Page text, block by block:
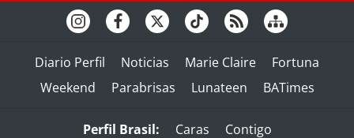
Diario Perfil Noticias Marie Claire
Fortuna
Weekend
Parabrisas Lunateen BATimes
Perfil Brasil: Caras Contigo